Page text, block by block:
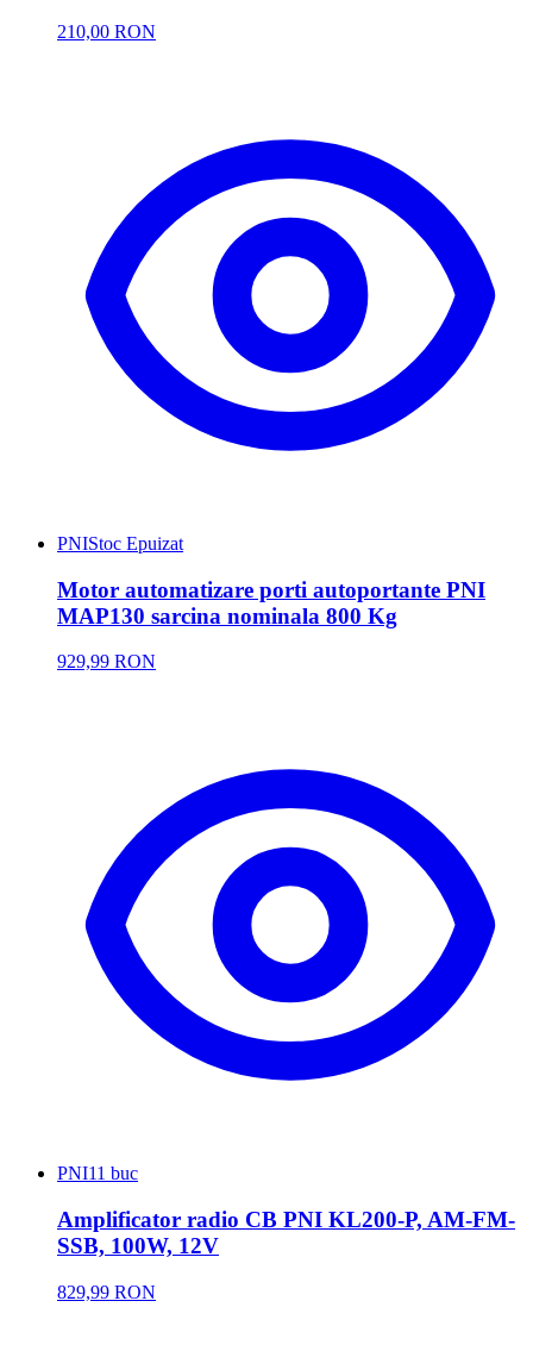
210,00 RON
PNIStoc Epuizat
Motor automatizare porti autoportante PNI
MAP130 sarcina nominala 800 Kg
929,99 RON
PNI11 buc
Amplificator radio CB PNI KL200-P, AM-FM-
SSB, 100W, 12V
829,99 RON